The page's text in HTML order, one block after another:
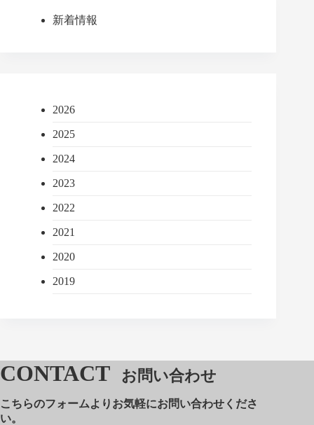
新着情報
2026
2025
2024
2023
2022
2021
2020
2019
CONTACT お問い合わせ
こちらのフォームよりお気軽にお問い合わせくださ
い。